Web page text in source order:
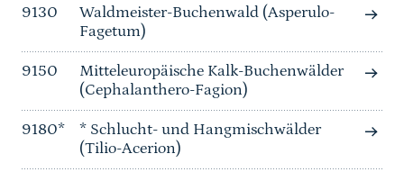
9130
Waldmeister-Buchenwald (Asperulo-
Fagetum)
9150
Mitteleuropäische Kalk-Buchenwälder
(Cephalanthero-Fagion)
9180*
* Schlucht- und Hangmischwälder
(Tilio-Acerion)